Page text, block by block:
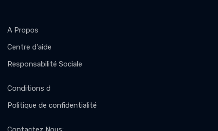
A Propos
Centre d'aide
Responsabilité Sociale
Conditions d
Politique de confidentialité